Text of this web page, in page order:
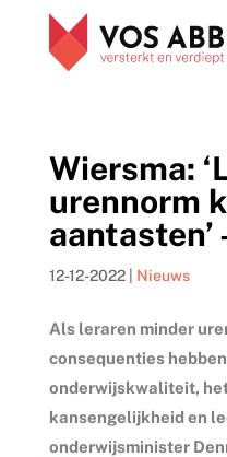
Wiersma:
urennorm
aantasten’
12-12-2022| Nieuws
Als leraren minder
consequenties
onderwijskwaliteit,
kansengelijkheid en
onderwijsminister